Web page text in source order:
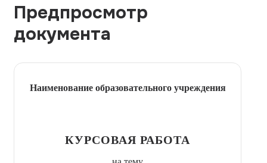
Предпросмотр
документа
Наименование образовательного учреждения
КУРСОВАЯ РАБОТА